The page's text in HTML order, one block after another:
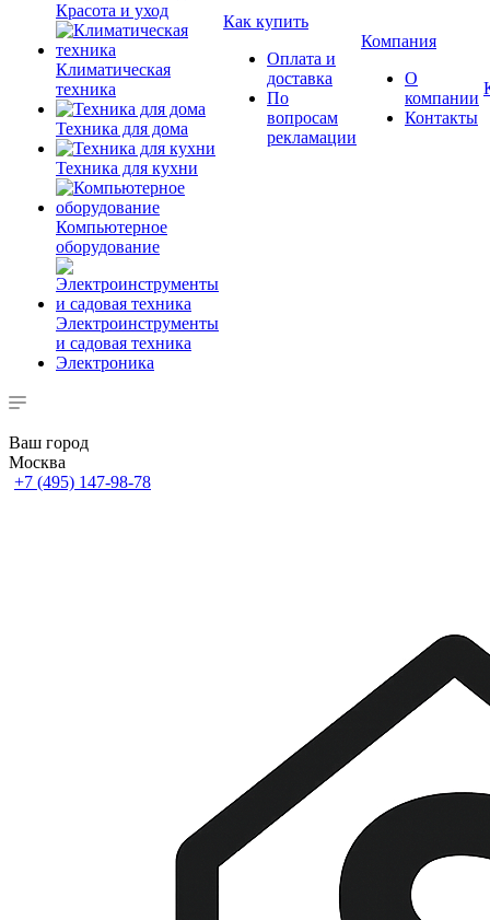
Красота и уход
Климатическая
техника
Техника для дома
Техника для кухни
Компьютерное
оборудование
Электроинструменты
и садовая техника
Электроника
Как купить
Оплата и
доставка
По
вопросам
рекламации
Компания
О
компании
Контакты
Ваш город
Москва
+7 (495) 147-98-78